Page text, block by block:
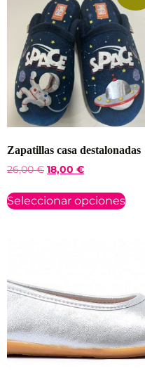
Zapatillas casa destalonadas
26,00€ 18,00 €
Seleccionar opciones